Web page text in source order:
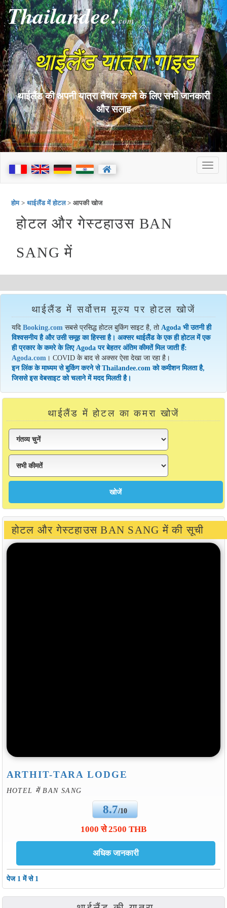
Thailandee!com
थाईलैंड यात्रा गाइड
थाईलैंड की अपनी यात्रा तैयार करने के लिए सभी जानकारी
और सलाह
होम>थाईलैंड में होटल> आपकी खोज
होटल और गेस्टहाउस BAN
SANG में
थाईलैंड में सर्वोत्तम मूल्य पर होटल खोजें
यदिBooking.com सबसे प्रसिद्ध होटल बुकिंग साइट है, तोAgoda भी उतनी ही
विश्वसनीय है और उसी समूह का हिस्सा है। अक्सर थाईलैंड के एक ही होटल में एक
ही प्रकार के कमरे के लिए Agoda पर बेहतर अंतिम कीमतें मिल जाती हैं:
Agoda.com । COVID के बाद से अक्सर ऐसा देखा जा रहा है।
इन लिंक के माध्यम से बुकिंग करने से Thailandee.com को कमीशन मिलता है,
जिससे इस वेबसाइट को चलाने में मदद मिलती है।
थाईलैंड में होटल का कमरा खोजें
होटल और गेस्टहाउस BAN SANG में की सूची
ARTHIT-TARA LODGE
HOTEL में BAN SANG
8.7/10
1000 से 2500 THB
पेज 1 में से 1